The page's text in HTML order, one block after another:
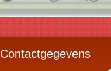
Contactgegevens